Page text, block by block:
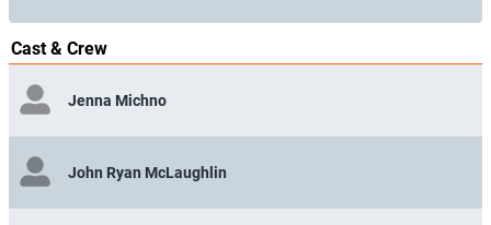
Cast & Crew
Jenna Michno
John Ryan McLaughlin